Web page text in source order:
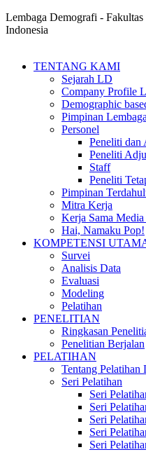
Lembaga Demografi -
Indonesia
TENTANG KAMI
Sejarah LD
Company Profile
Demographic
Pimpinan Lembaga
Personel
Peneliti dan
Peneliti
Staff
Peneliti
Pimpinan
Mitra Kerja
Kerja Sama Media
Hai, Namaku Pop!
KOMPETENSI
Survei
Analisis Data
Evaluasi
Modeling
Pelatihan
PENELITIAN
Ringkasan
Penelitian Berjalan
PELATIHAN
Tentang Pelatihan
Seri Pelatihan
Seri
Seri
Seri
Seri
Seri